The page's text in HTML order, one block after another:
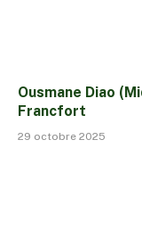
Ousmane Diao
Francfort
29 octobre 2025